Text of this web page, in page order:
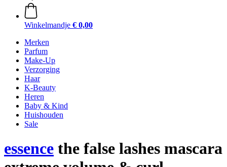
Winkelmandje € 0,00
Merken
Parfum
Make-Up
Verzorging
Haar
K-Beauty
Heren
Baby & Kind
Huishouden
Sale
essence the false lashes mascara